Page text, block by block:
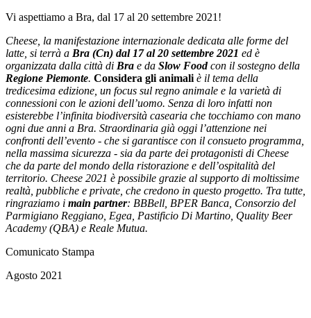
Vi aspettiamo a Bra, dal 17 al 20 settembre 2021!
Cheese, la manifestazione internazionale dedicata alle forme del
latte, si terrà a Bra (Cn) dal 17 al 20 settembre 2021 ed è
organizzata dalla città di Bra e da Slow Foodcon il sostegno della
Regione Piemonte. Considera gli animali è il tema della
tredicesima edizione, un focus sul regno animale e la varietà di
connessioni con le azioni dell’uomo. Senza di loro infatti non
esisterebbe l’infinita biodiversità casearia che tocchiamo con mano
ogni due anni a Bra. Straordinaria già oggi l’attenzione nei
confronti dell’evento - che si garantisce con il consueto programma,
nella massima sicurezza - sia da parte dei protagonisti di Cheese
che da parte del mondo della ristorazione e dell’ospitalità del
territorio. Cheese 2021 è possibile grazie al supporto di moltissime
realtà, pubbliche e private, che credono in questo progetto. Tra tutte,
ringraziamo i main partner: BBBell, BPER Banca, Consorzio del
Parmigiano Reggiano, Egea, Pastificio Di Martino, Quality Beer
Academy (QBA) e Reale Mutua.
Comunicato Stampa
Agosto 2021